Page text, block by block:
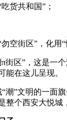
货共和国”；
街区”，化用“
区”，这是一个
能在这儿呈现。
”文明的一面旗
整个西安大悦